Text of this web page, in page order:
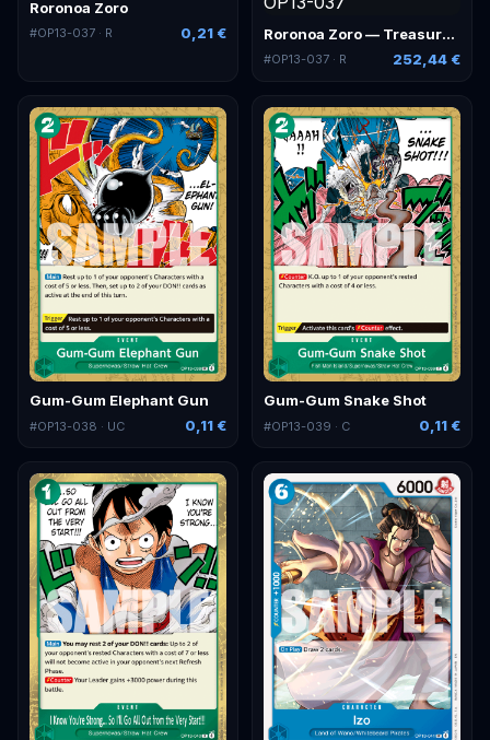
Roronoa Zoro
#OP13-037 · R 0,21 € Roronoa Zoro — Treasure Rare
#OP13-037 · R 252,44 €
Gum-Gum Elephant Gun
#OP13-038 · UC 0,11 €
Gum-Gum Snake Shot
#OP13-039 · C 0,11 €